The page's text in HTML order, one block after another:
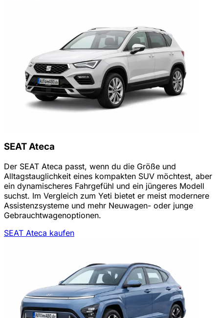
SEAT Ateca
Der SEAT Ateca passt, wenn du die Größe und
Alltagstauglichkeit eines kompakten SUV möchtest, aber
ein dynamischeres Fahrgefühl und ein jüngeres Modell
suchst. Im Vergleich zum Yeti bietet er meist modernere
Assistenzsysteme und mehr Neuwagen- oder junge
Gebrauchtwagenoptionen.
SEAT Ateca kaufen